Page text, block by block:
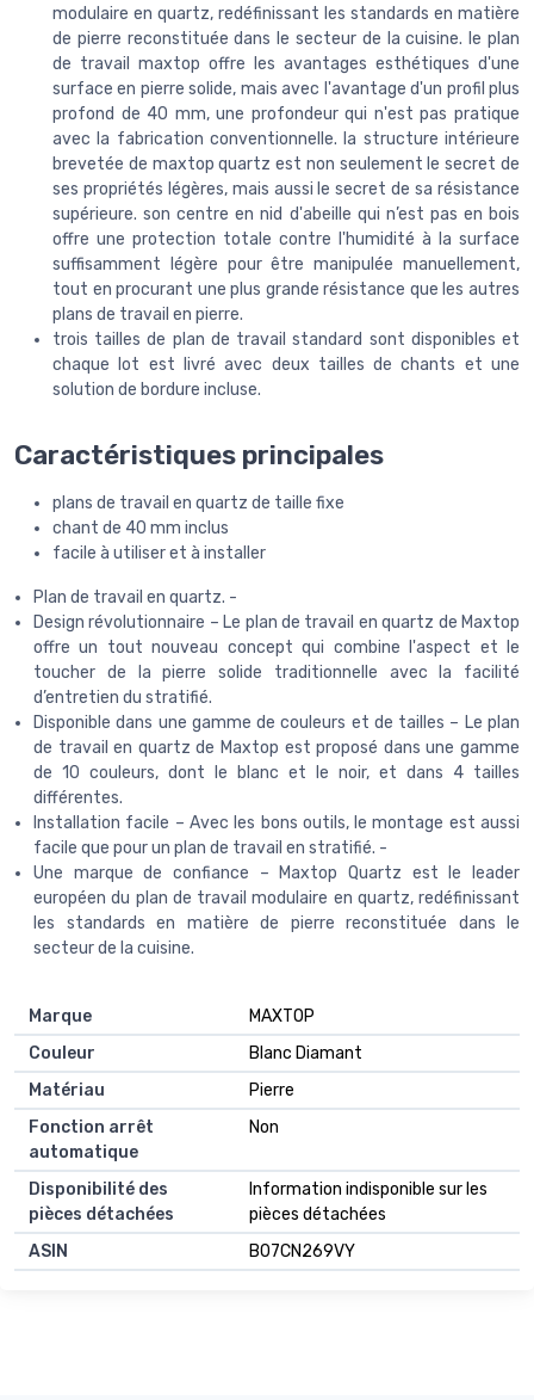
modulaire en quartz, redéfinissant les standards en matière
de pierre reconstituée dans le secteur de la cuisine. le plan
de travail maxtop offre les avantages esthétiques d'une
surface en pierre solide, mais avec l'avantage d'un profil plus
profond de 40 mm, une profondeur qui n'est pas pratique
avec la fabrication conventionnelle. la structure intérieure
brevetée de maxtop quartz est non seulement le secret de
ses propriétés légères, mais aussi le secret de sa résistance
supérieure. son centre en nid d'abeille qui n’est pas en bois
offre une protection totale contre l'humidité à la surface
suffisamment légère pour être manipulée manuellement,
tout en procurant une plus grande résistance que les autres
plans de travail en pierre.
trois tailles de plan de travail standard sont disponibles et
chaque lot est livré avec deux tailles de chants et une
solution de bordure incluse.
Caractéristiques principales
plans de travail en quartz de taille fixe
chant de 40 mm inclus
facile à utiliser et à installer
Plan de travail en quartz. -
Design révolutionnaire – Le plan de travail en quartz de Maxtop
offre un tout nouveau concept qui combine l'aspect et le
toucher de la pierre solide traditionnelle avec la facilité
d’entretien du stratifié.
Disponible dans une gamme de couleurs et de tailles – Le plan
de travail en quartz de Maxtop est proposé dans une gamme
de 10 couleurs, dont le blanc et le noir, et dans 4 tailles
différentes.
Installation facile – Avec les bons outils, le montage est aussi
facile que pour un plan de travail en stratifié. -
Une marque de confiance – Maxtop Quartz est le leader
européen du plan de travail modulaire en quartz, redéfinissant
les standards en matière de pierre reconstituée dans le
secteur de la cuisine.
Marque
‎MAXTOP
Couleur
‎Blanc Diamant
Matériau
‎Pierre
Fonction arrêt
automatique
‎Non
Disponibilité des
pièces détachées
‎Information indisponible sur les
pièces détachées
ASIN
B07CN269VY